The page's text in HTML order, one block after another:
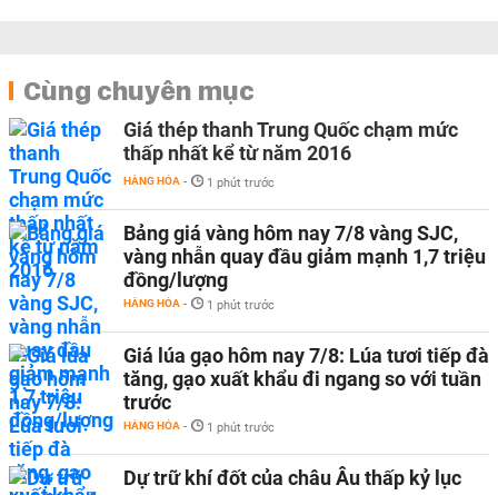
Cùng chuyên mục
Giá thép thanh Trung Quốc chạm mức
thấp nhất kể từ năm 2016
HÀNG HÓA - 1 phút trước
Bảng giá vàng hôm nay 7/8 vàng SJC,
vàng nhẫn quay đầu giảm mạnh 1,7 triệu
đồng/lượng
HÀNG HÓA - 1 phút trước
Giá lúa gạo hôm nay 7/8: Lúa tươi tiếp đà
tăng, gạo xuất khẩu đi ngang so với tuần
trước
HÀNG HÓA - 1 phút trước
Dự trữ khí đốt của châu Âu thấp kỷ lục